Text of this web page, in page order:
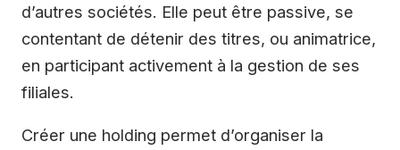
d’autres sociétés. Elle peut être passive, se
contentant de détenir des titres, ou animatrice,
en participant activement à la gestion de ses
filiales.
Créer une holding permet d’organiser la